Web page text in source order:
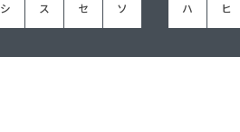
シ ス セ ソ ハ ヒ